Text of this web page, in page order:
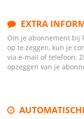
EXTRA
Om je abonnement bij
op te zeggen, kun je
via e-mail of telefoon.
opzeggen van je